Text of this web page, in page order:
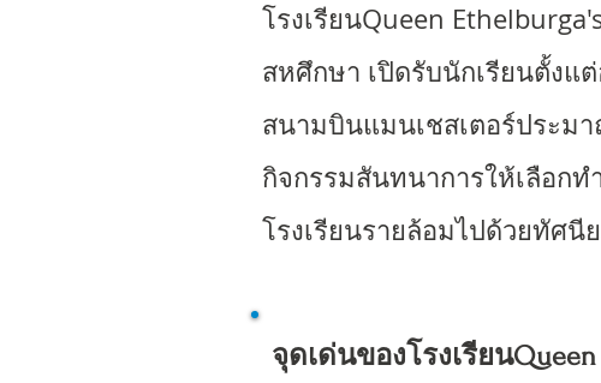
โรงเรียนQueen
สหศึกษา เปิดรับนักเรียนตั้งแ
สนามบินแมนเชสเตอร์ประม
กิจกรรมสันทนาการให้เลือกท
โรงเรียนรายล้อมไปด้วยทัศนี
จุดเด่นของโรงเรียนQueen